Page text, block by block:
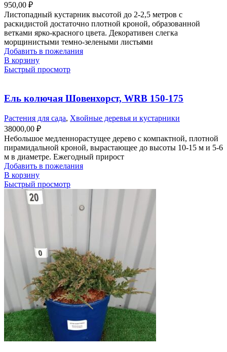
950,00 ₽
Листопадный кустарник высотой до 2-2,5 метров с
раскидистой достаточно плотной кроной, образованной
ветками ярко-красного цвета. Декоративен слегка
морщинистыми темно-зелеными листьями
Добавить в пожелания
В корзину
Быстрый просмотр
Ель колючая Шовенхорст, WRB 150-175
Растения для сада, Хвойные деревья и кустарники
38000,00 ₽
Небольшое медленнорастущее дерево с компактной, плотной
пирамидальной кроной, вырастающее до высоты 10-15 м и 5-6
м в диаметре. Ежегодный прирост
Добавить в пожелания
В корзину
Быстрый просмотр